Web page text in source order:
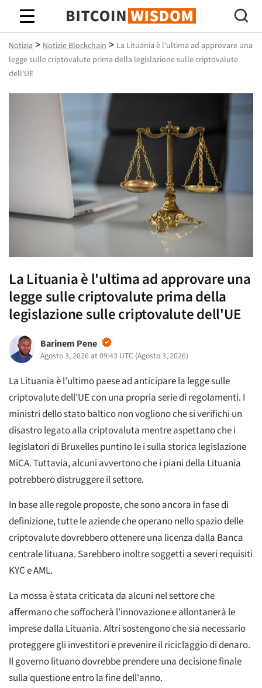
Saggezza Bitcoin
Notizia > Notizie Blockchain > La Lituania è l'ultima ad approvare una
legge sulle criptovalute prima della legislazione sulle criptovalute
dell'UE
La Lituania è l'ultima ad approvare una
legge sulle criptovalute prima della
legislazione sulle criptovalute dell'UE
Barinem Pene
Agosto 3, 2026 at 09:43 UTC (Agosto 3, 2026)
La Lituania è l’ultimo paese ad anticipare la legge sulle
criptovalute dell’UE con una propria serie di regolamenti. I
ministri dello stato baltico non vogliono che si verifichi un
disastro legato alla criptovaluta mentre aspettano che i
legislatori di Bruxelles puntino le i sulla storica legislazione
MiCA. Tuttavia, alcuni avvertono che i piani della Lituania
potrebbero distruggere il settore.
In base alle regole proposte, che sono ancora in fase di
definizione, tutte le aziende che operano nello spazio delle
criptovalute dovrebbero ottenere una licenza dalla Banca
centrale lituana. Sarebbero inoltre soggetti a severi requisiti
KYC e AML.
La mossa è stata criticata da alcuni nel settore che
affermano che soffocherà l'innovazione e allontanerà le
imprese dalla Lituania. Altri sostengono che sia necessario
proteggere gli investitori e prevenire il riciclaggio di denaro.
Il governo lituano dovrebbe prendere una decisione finale
sulla questione entro la fine dell'anno.